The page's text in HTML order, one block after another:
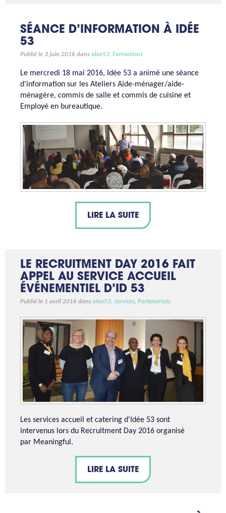
SÉANCE D’INFORMATION À IDÉE
53
Publié le 3 juin 2016 dans Idee53, Formations
Le mercredi 18 mai 2016, Idée 53 a animé une séance
d'information sur les Ateliers Aide-ménager/aide-
ménagère, commis de salle et commis de cuisine et
Employé en bureautique.
LIRE LA SUITE
LE RECRUITMENT DAY 2016 FAIT
APPEL AU SERVICE ACCUEIL
ÉVÉNEMENTIEL D’ID 53
Publié le 1 avril 2016 dans Idee53 Services Partenariats
Les services accueil et catering d'Idée 53 sont
intervenus lors du Recruitment Day 2016 organisé
par Meaningful.
LIRE LA SUITE